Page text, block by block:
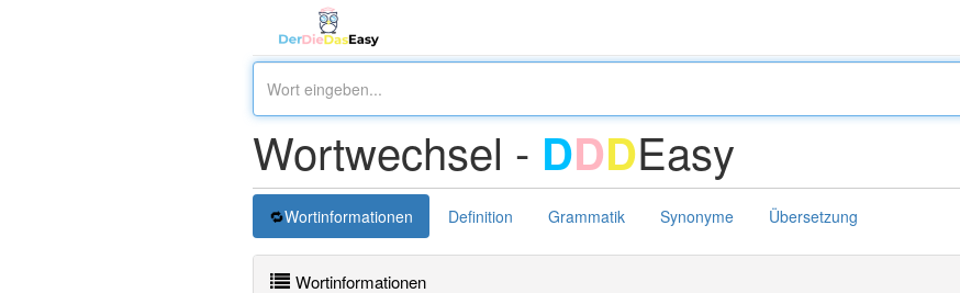
Wortwechsel - DDDEasy
Wortinformationen Definition Grammatik Synonyme Übersetzung
Wortinformationen